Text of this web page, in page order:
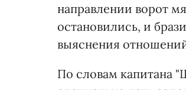
направлении ворот
остановились, и
выяснения
По словам капитана